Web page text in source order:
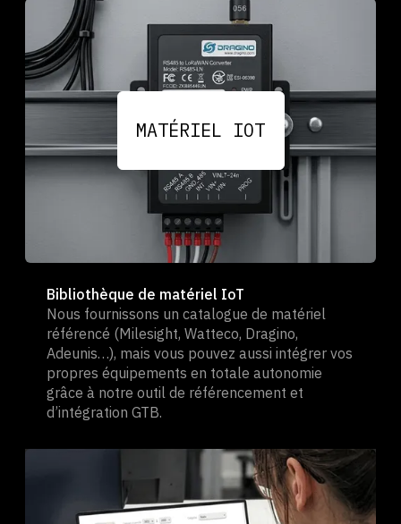
MATÉRIEL IOT
Bibliothèque de matériel IoT
Nous fournissons un catalogue de matériel
référencé (Milesight, Watteco, Dragino,
Adeunis…), mais vous pouvez aussi intégrer vos
propres équipements en totale autonomie
grâce à notre outil de référencement et
d’intégration GTB.